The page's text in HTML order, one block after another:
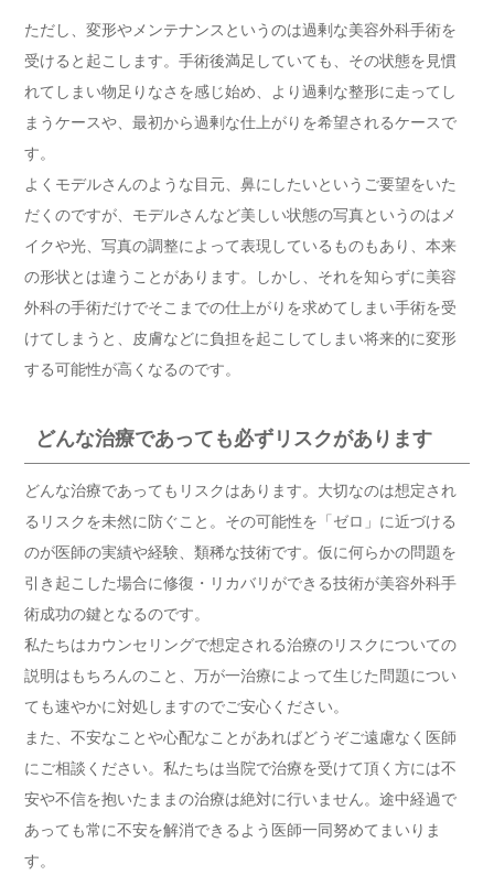
ただし、変形やメンテナンスというのは過剰な美容外科手術を
受けると起こします。手術後満足していても、その状態を見慣
れてしまい物足りなさを感じ始め、より過剰な整形に走ってし
まうケースや、最初から過剰な仕上がりを希望されるケースで
す。
よくモデルさんのような目元、鼻にしたいというご要望をいた
だくのですが、モデルさんなど美しい状態の写真というのはメ
イクや光、写真の調整によって表現しているものもあり、本来
の形状とは違うことがあります。しかし、それを知らずに美容
外科の手術だけでそこまでの仕上がりを求めてしまい手術を受
けてしまうと、皮膚などに負担を起こしてしまい将来的に変形
する可能性が高くなるのです。
どんな治療であっても必ずリスクがあります
どんな治療であってもリスクはあります。大切なのは想定され
るリスクを未然に防ぐこと。その可能性を「ゼロ」に近づける
のが医師の実績や経験、類稀な技術です。仮に何らかの問題を
引き起こした場合に修復・リカバリができる技術が美容外科手
術成功の鍵となるのです。
私たちはカウンセリングで想定される治療のリスクについての
説明はもちろんのこと、万が一治療によって生じた問題につい
ても速やかに対処しますのでご安心ください。
また、不安なことや心配なことがあればどうぞご遠慮なく医師
にご相談ください。私たちは当院で治療を受けて頂く方には不
安や不信を抱いたままの治療は絶対に行いません。途中経過で
あっても常に不安を解消できるよう医師一同努めてまいりま
す。